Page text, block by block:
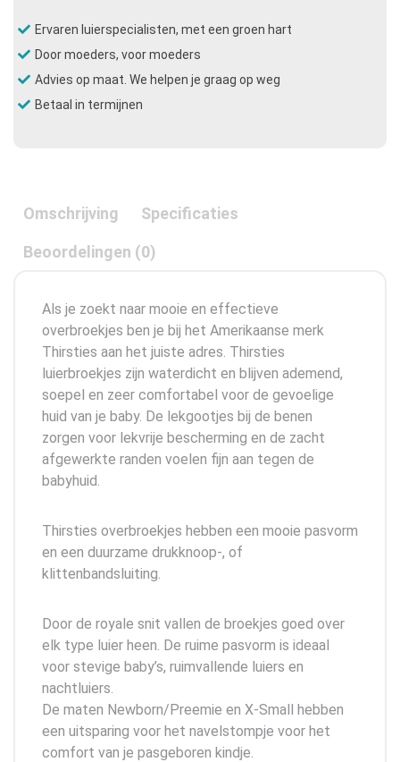
Ervaren luierspecialisten, met een groen hart
Door moeders, voor moeders
Advies op maat. We helpen je graag op weg
Betaal in termijnen
Omschrijving Specificaties
Beoordelingen (0)
Als je zoekt naar mooie en effectieve
overbroekjes ben je bij het Amerikaanse merk
Thirsties aan het juiste adres. Thirsties
luierbroekjes zijn waterdicht en blijven ademend,
soepel en zeer comfortabel voor de gevoelige
huid van je baby. De lekgootjes bij de benen
zorgen voor lekvrije bescherming en de zacht
afgewerkte randen voelen fijn aan tegen de
babyhuid.
Thirsties overbroekjes hebben een mooie pasvorm
en een duurzame drukknoop-, of
klittenbandsluiting.
Door de royale snit vallen de broekjes goed over
elk type luier heen. De ruime pasvorm is ideaal
voor stevige baby’s, ruimvallende luiers en
nachtluiers.
De maten Newborn/Preemie en X-Small hebben
een uitsparing voor het navelstompje voor het
comfort van je pasgeboren kindje.